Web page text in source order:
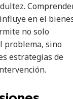
en el
no solo
problema, sino
estrategias de